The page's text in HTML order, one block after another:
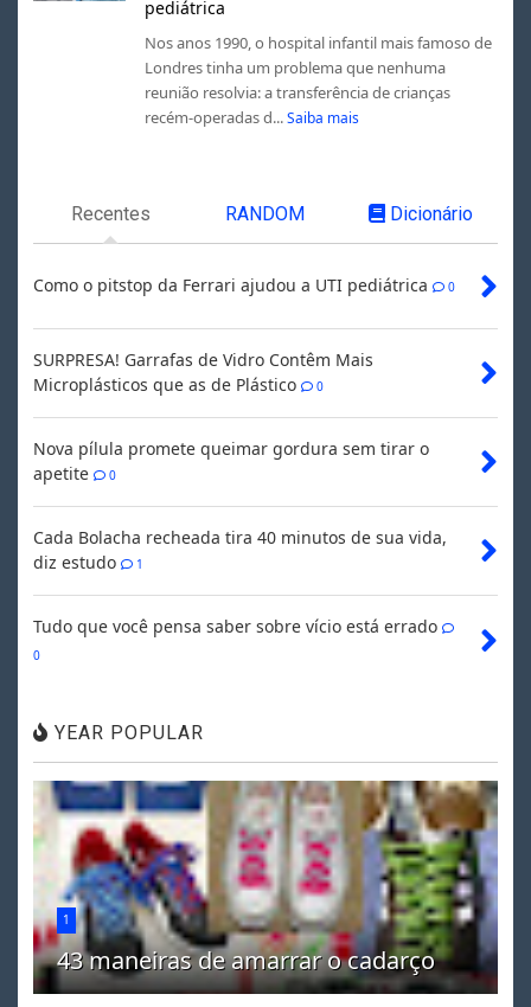
pediátrica
Nos anos 1990, o hospital infantil mais famoso de
Londres tinha um problema que nenhuma
reunião resolvia: a transferência de crianças
recém-operadas d... Saiba mais
Recentes RANDOM Dicionário
Como o pitstop da Ferrari ajudou a UTI pediátrica 0
SURPRESA! Garrafas de Vidro Contêm Mais
Microplásticos que as de Plástico
0
Nova pílula promete queimar gordura sem tirar o
apetite
0
Cada Bolacha recheada tira 40 minutos de sua vida,
diz estudo
1
Tudo que você pensa saber sobre vício está errado
0
YEAR POPULAR
1
43 maneiras de amarrar o cadarço